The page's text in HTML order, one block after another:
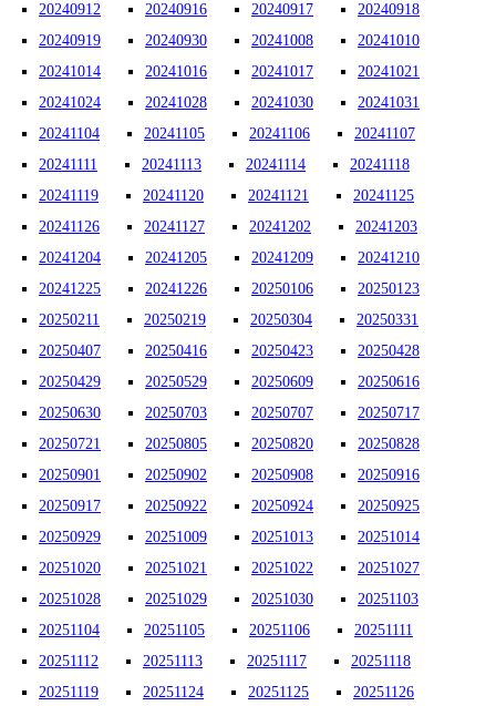
20240912
20240916 20240917
20240918
20240919
20240930 20241008
20241010
20241014
20241016 20241017
20241021
20241024
20241028 20241030
20241031
20241104
20241105 20241106
20241107
20241111
20241113 20241114
20241118
20241119
20241120 20241121
20241125
20241126
20241127 20241202
20241203
20241204
20241205 20241209
20241210
20241225
20241226 20250106
20250123
20250211
20250219 20250304
20250331
20250407
20250416 20250423
20250428
20250429
20250529 20250609
20250616
20250630
20250703 20250707
20250717
20250721
20250805 20250820
20250828
20250901
20250902 20250908
20250916
20250917
20250922 20250924
20250925
20250929
20251009 20251013
20251014
20251020
20251021 20251022
20251027
20251028
20251029 20251030
20251103
20251104
20251105 20251106
20251111
20251112
20251113 20251117
20251118
20251119
20251124 20251125 20251126